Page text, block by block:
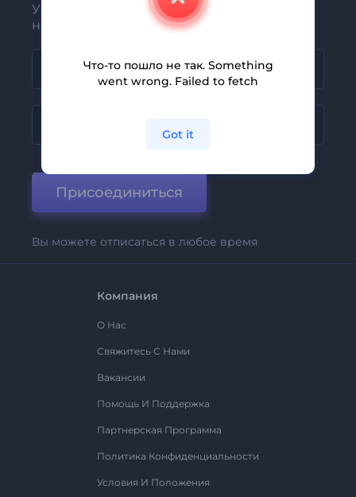
Узнавайте о последних новостях и
новых предложениях первыми
Присоединиться
Вы можете отписаться в любое время
Компания
О Нас
Свяжитесь С Нами
Вакансии
Помощь И Поддержка
Партнерская Программа
Политика Конфиденциальности
Условия И Положения
Что-то пошло не так. Something
went wrong. Failed to fetch
Got it